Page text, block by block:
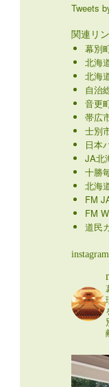
Tweets
関連リ
幕別
北海
北海
自治
音更
帯広
士別
日本
JA北
十勝
北海
FM
FM
道民
instagram